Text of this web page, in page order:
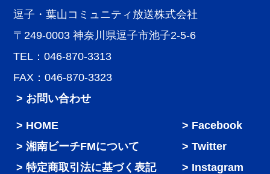
逗子・葉山コミュニティ放送株式会社
〒249-0003 神奈川県逗子市池子2-5-6
TEL：046-870-3313
FAX：046-870-3323
> お問い合わせ
HOME
湘南ビーチFMについて
特定商取引法に基づく表記
Facebook
Twitter
Instagram